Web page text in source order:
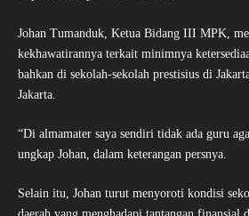
Johan Tumanduk, Ketua Bidang III MPK,
kekhawatirannya terkait minimnya
bahkan di sekolah-sekolah prestisius di
Jakarta.
“Di almamater saya sendiri tidak ada guru
ungkap Johan, dalam keterangan persnya.
Selain itu, Johan turut menyoroti kondisi